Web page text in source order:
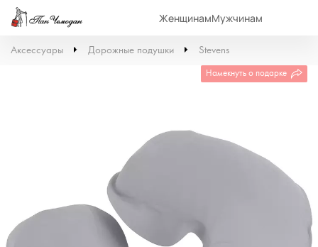
ЖенщинамМужчинам
Аксессуары Дорожные подушки Stevens
Намекнуть о подарке